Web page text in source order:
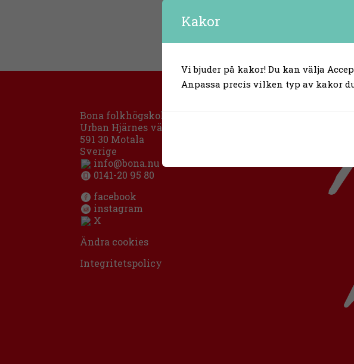
Bona folkhögskola
Urban Hjärnes väg 11
591 30 Motala
Sverige
info@bona.nu
0141-20 95 80
facebook
instagram
X
Ändra cookies
Integritetspolicy
Kakor
Vi bjuder på kakor! Du kan välja
Anpassa precis vilken typ av kakor